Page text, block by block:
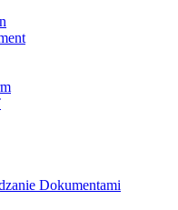
Dokumentami